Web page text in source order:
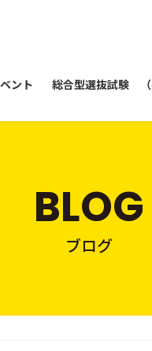
ント 総合型選抜試験 （
BLOG
ブログ